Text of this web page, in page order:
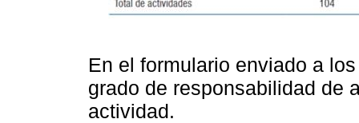
En el formulario enviado a
grado de responsabilidad de
actividad.